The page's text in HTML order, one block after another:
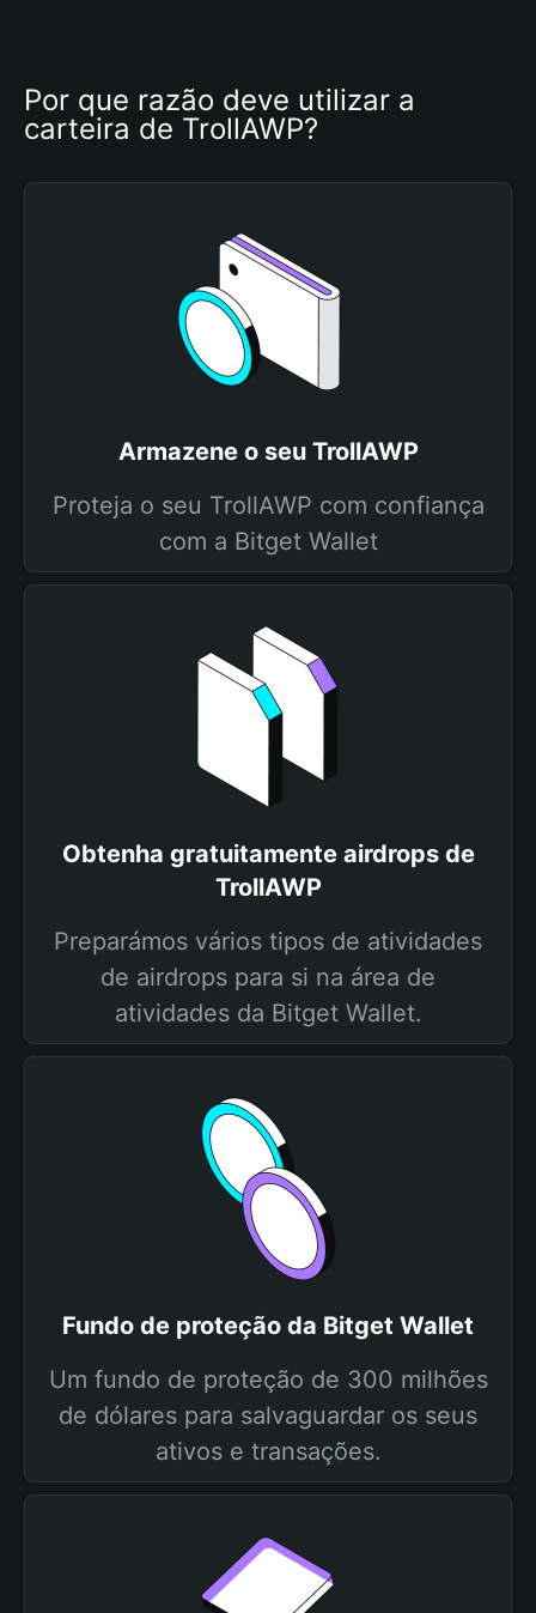
Por que razão deve utilizar a
carteira de TrollAWP?
Armazene o seu TrollAWP
Proteja o seu TrollAWP com confiança
com a Bitget Wallet
Obtenha gratuitamente airdrops de
TrollAWP
Preparámos vários tipos de atividades
de airdrops para si na área de
atividades da Bitget Wallet.
Fundo de proteção da Bitget Wallet
Um fundo de proteção de 300 milhões
de dólares para salvaguardar os seus
ativos e transações.